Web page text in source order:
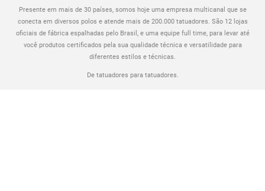
Presente em mais de 30 países, somos hoje uma empresa multicanal que se
conecta em diversos polos e atende mais de 200.000 tatuadores. São 12 lojas
oficiais de fábrica espalhadas pelo Brasil, e uma equipe full time, para levar até
você produtos certificados pela sua qualidade técnica e versatilidade para
diferentes estilos e técnicas.
De tatuadores para tatuadores.